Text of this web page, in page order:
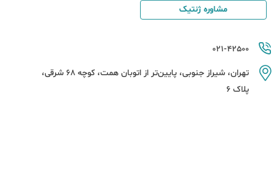
021-42500
تهران، شیراز جنوبی، پایین‌تر از اتوبان همت، کوچه 68 شرقی،
پلاک 6
مشاوره ژنتیک